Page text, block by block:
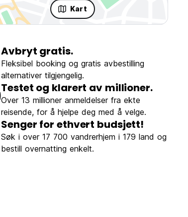
Kart
Avbryt gratis.
Fleksibel booking og gratis avbestilling
alternativer tilgjengelig.
Testet og klarert av millioner.
Over 13 millioner anmeldelser fra ekte
reisende, for å hjelpe deg med å velge.
Senger for ethvert budsjett!
Søk i over 17 700 vandrerhjem i 179 land og
bestill overnatting enkelt.